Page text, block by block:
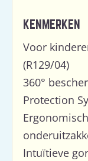
KENMERKEN
Voor
(R129/04)
360°
Protection
Intuïtieve